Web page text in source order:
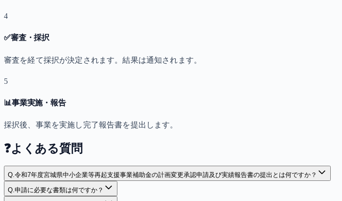
4
✅審査・採択
審査を経て採択が決定されます。結果は通知されます。
5
📊事業実施・報告
採択後、事業を実施し完了報告書を提出します。
❓よくある質問
Q.令和7年度宮城県中小企業等再起支援事業補助金の計画変更承認申請及び実績報告書の提出とは何ですか？
Q.申請に必要な書類は何ですか？